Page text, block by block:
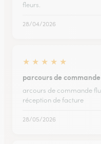
fleurs.
28/04/2026
★ ★ ★ ★ ★
parcours de
arcours de commande
réception de facture
28/05/2026